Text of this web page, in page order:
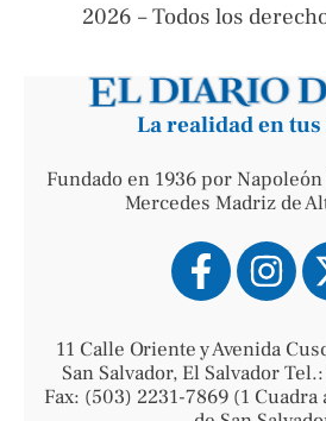
2026 – Todos los
La realidad en
Fundado en 1936 por
Mercedes Madriz de
11 Calle Oriente y Avenida
San Salvador, El Salvador
Fax: (503) 2231-7869 (1